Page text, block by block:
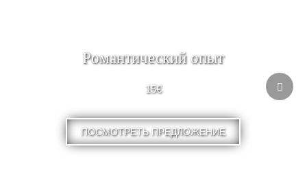
Pомантический опыт
15€
ПОСМОТРЕТЬ ПРЕДЛОЖЕНИЕ